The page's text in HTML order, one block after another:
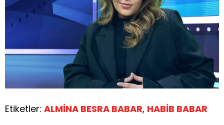
Etiketler: ALMİNA BESRA BABAR, HABİB BABAR